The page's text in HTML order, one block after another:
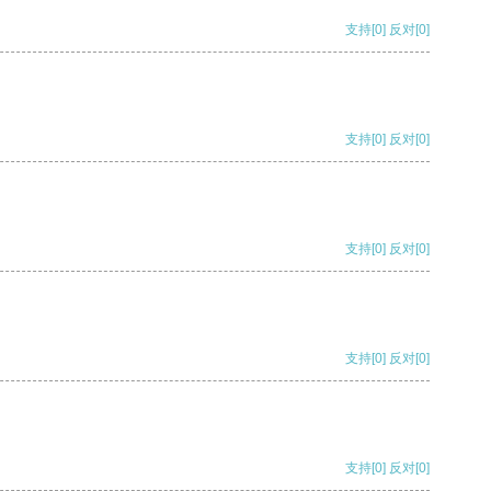
支持[0] 反对[0]
支持[0] 反对[0]
支持[0] 反对[0]
支持[0] 反对[0]
支持[0] 反对[0]